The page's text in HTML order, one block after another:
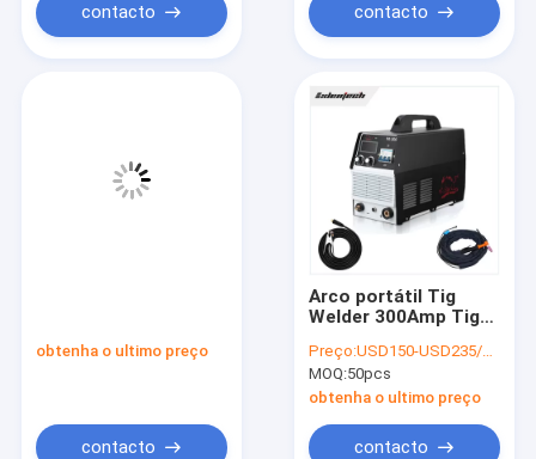
contacto contacto
obtenha o ultimo preço
contacto
Arco portátil Tig
Welder 300Amp Tig
do inversor da C.C.
Preço:USD150-USD235/PC
MOQ:50pcs
obtenha o ultimo preço
contacto